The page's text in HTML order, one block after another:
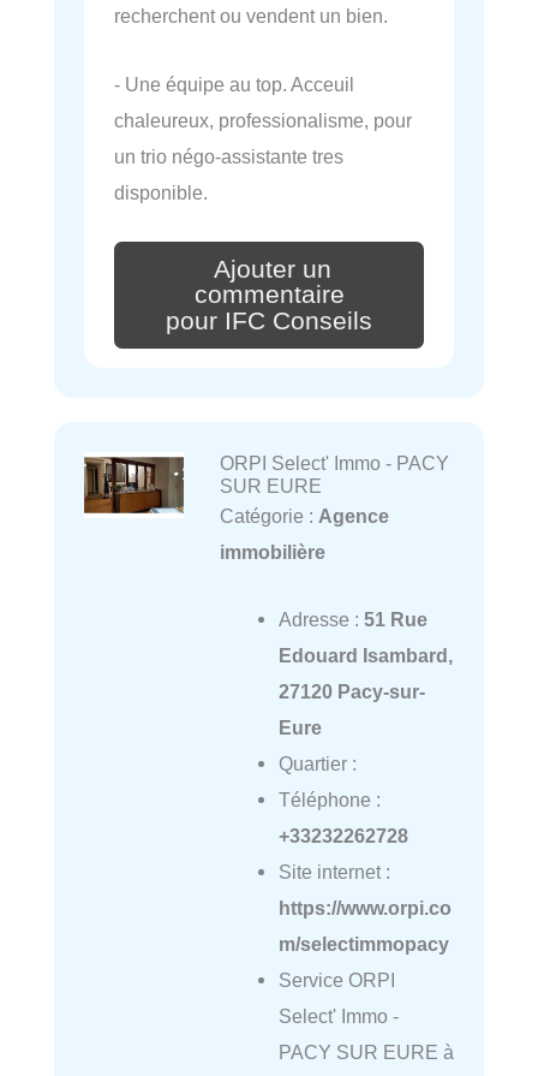
recherchent ou vendent un bien.
- Une équipe au top. Acceuil
chaleureux, professionalisme, pour
un trio négo-assistante tres
disponible.
Ajouter un
commentaire
pour IFC Conseils
ORPI Select' Immo - PACY
SUR EURE
Catégorie : Agence
immobilière
Adresse : 51 Rue
Edouard Isambard,
27120 Pacy-sur-
Eure
Quartier :
Téléphone :
+33232262728
Site internet :
https://www.orpi.co
m/selectimmopacy
Service ORPI
Select' Immo -
PACY SUR EURE à